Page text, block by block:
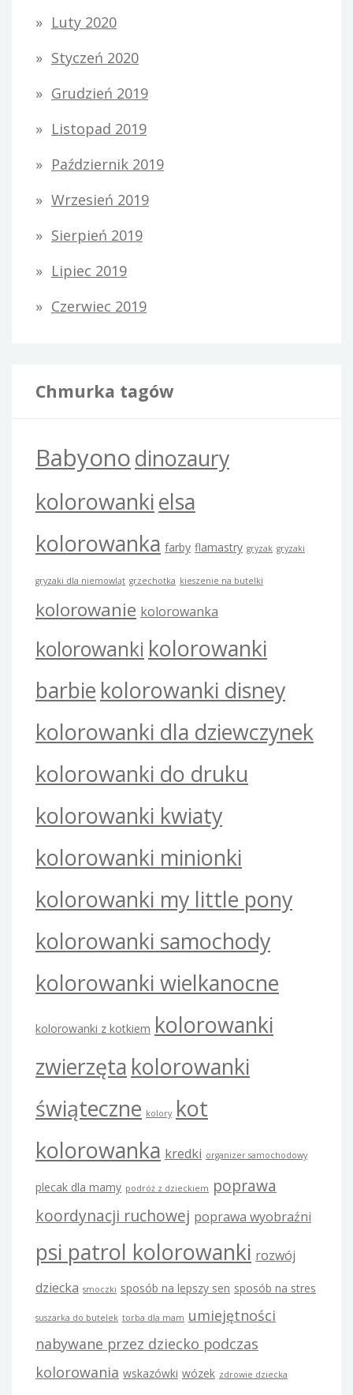
Luty 2020
Styczeń 2020
Grudzień 2019
Listopad 2019
Październik 2019
Wrzesień 2019
Sierpień 2019
Lipiec 2019
Czerwiec 2019
Chmurka tagów
Babyonodinozaury
kolorowankielsa
kolorowanka farby flamastry gryzak gryzaki
gryzaki dla niemowląt grzechotka kieszenie na butelki
kolorowanie kolorowanka
kolorowanki kolorowanki
barbie kolorowanki disney
kolorowanki dla dziewczynek
kolorowanki do druku
kolorowanki kwiaty
kolorowanki minionki
kolorowanki my little pony
kolorowanki samochody
kolorowanki wielkanocne
kolorowanki z kotkiem kolorowanki
zwierzęta kolorowanki
świąteczne kolory kot
kolorowanka kredki organizer samochodowy
plecak dla mamy podróż z dzieckiem poprawa
koordynacji ruchowej poprawa wyobraźni
psi patrol kolorowanki rozwój
dziecka smoczki sposób na lepszy sen sposób na stres
suszarka do butelek torba dla mam umiejętności
nabywane przez dziecko podczas
kolorowania wskazówki wózek zdrowie dziecka